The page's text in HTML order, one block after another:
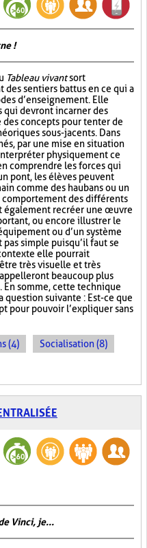
!
Tableau vivantsort
des sentiers battus en ce qui a
d’enseignement. Elle
devront incarner des
des concepts pour tenter de
sous-jacents. Dans
par une mise en situation
physiquement ce
comprendre les forces qui
pont, les élèves peuvent
comme des haubans ou un
des différents
également recréer une œuvre
ou encore illustrer le
ou d’un système
simple puisqu’il faut se
elle pourrait
très visuelle et très
beaucoup plus
somme, cette technique
question suivante : Est-ce que
pour pouvoir l’expliquer sans
(4) Socialisation (8)
Vinci, je...